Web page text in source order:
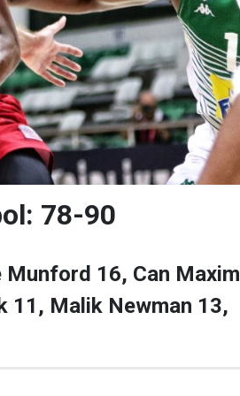
78-90
Munford 16, Can Maxim
11, Malik Newman 13,